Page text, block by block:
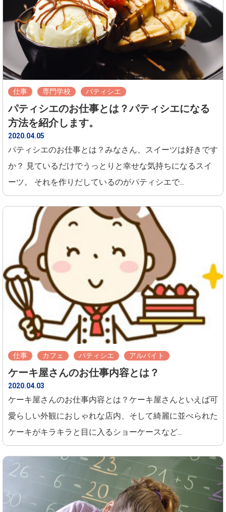
仕事 専門学校 パティシエ
パティシエのお仕事とは？パティシエになる
方法を紹介します。
2020.04.05
パティシエのお仕事とは？みなさん、スイーツは好きです
か？ 見ているだけでうっとりと幸せな気持ちになるスイ
ーツ。 それを作りだしているのがパティシエで...
仕事 カフェ パティシエ アルバイト
ケーキ屋さんのお仕事内容とは？
2020.04.03
ケーキ屋さんのお仕事内容とは？ケーキ屋さんといえば可
愛らしい外観におしゃれな店内、そして綺麗に並べられた
ケーキがキラキラと目に入るショーケースなど...